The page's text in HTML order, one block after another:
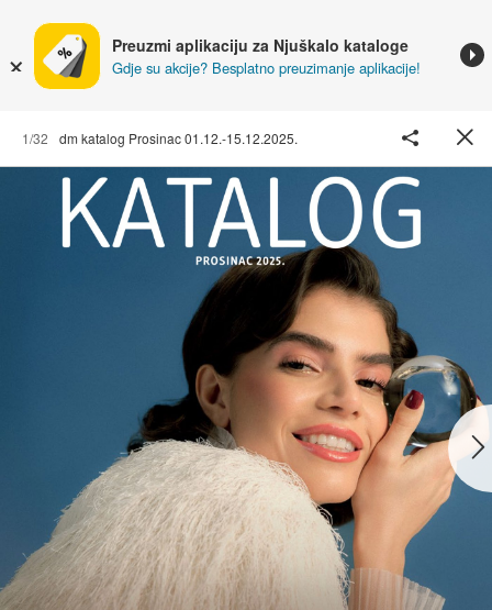
Preuzmi aplikaciju za Njuškalo kataloge
Gdje su akcije? Besplatno preuzimanje aplikacije!
1/32 dm katalog Prosinac 01.12.-15.12.2025.